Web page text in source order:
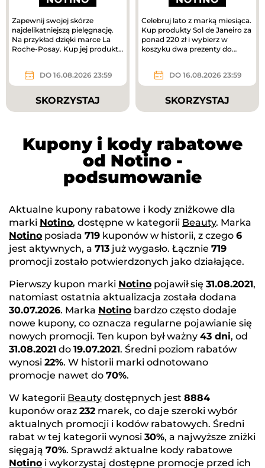
Zapewnij swojej skórze
najdelikatniejszą pielęgnację.
Na przykład dzięki marce La
Roche-Posay. Kup jej produkty
DO 16.08.2026 23:59
SKORZYSTAJ
Celebruj lato z marką miesiąca.
Kup produkty Sol de Janeiro za
ponad 220 zł i wybierz w
koszyku dwa prezenty do
DO 16.08.2026 23:59
SKORZYSTAJ
Kupony i kody rabatowe
od Notino -
podsumowanie
Aktualne kupony rabatowe i kody zniżkowe dla
marki Notino, dostępne w kategorii Beauty. Marka
Notino posiada 719 kuponów w historii, z czego 6
jest aktywnych, a 713 już wygasło. Łącznie 719
promocji zostało potwierdzonych jako działające.
Pierwszy kupon marki Notino pojawił się 31.08.2021,
natomiast ostatnia aktualizacja została dodana
30.07.2026. Marka Notino bardzo często dodaje
nowe kupony, co oznacza regularne pojawianie się
nowych promocji. Ten kupon był ważny 43 dni, od
31.08.2021 do 19.07.2021. Średni poziom rabatów
wynosi 22%. W historii marki odnotowano
promocje nawet do 70%.
W kategorii Beauty dostępnych jest 8884
kuponów oraz 232 marek, co daje szeroki wybór
aktualnych promocji i kodów rabatowych. Średni
rabat w tej kategorii wynosi 30%, a najwyższe zniżki
sięgają 70%. Sprawdź aktualne kody rabatowe
Notino i wykorzystaj dostępne promocje przed ich